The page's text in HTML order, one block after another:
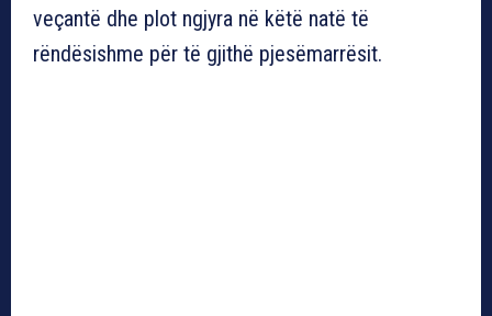
veçantë dhe plot ngjyra në këtë natë të
rëndësishme për të gjithë pjesëmarrësit.